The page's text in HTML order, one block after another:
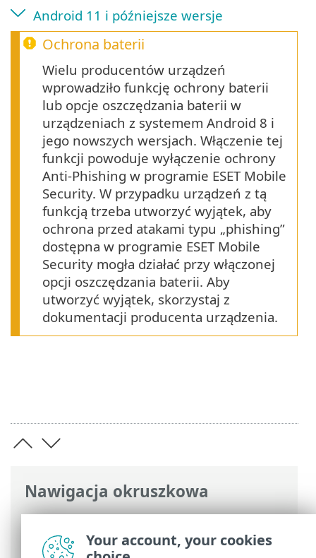
Nawigacja okruszkowa
Pomoc online ESET>ESET Mobile
Security >Kreator uruchamiania
Android 11 i późniejsze wersje
Ochrona baterii
Wielu producentów urządzeń
wprowadziło funkcję ochrony baterii
lub opcje oszczędzania baterii w
urządzeniach z systemem Android 8 i
jego nowszych wersjach. Włączenie tej
funkcji powoduje wyłączenie ochrony
Anti-Phishing w programie ESET Mobile
Security. W przypadku urządzeń z tą
funkcją trzeba utworzyć wyjątek, aby
ochrona przed atakami typu „phishing”
dostępna w programie ESET Mobile
Security mogła działać przy włączonej
opcji oszczędzania baterii. Aby
utworzyć wyjątek, skorzystaj z
dokumentacji producenta urządzenia.
Your account, your cookies